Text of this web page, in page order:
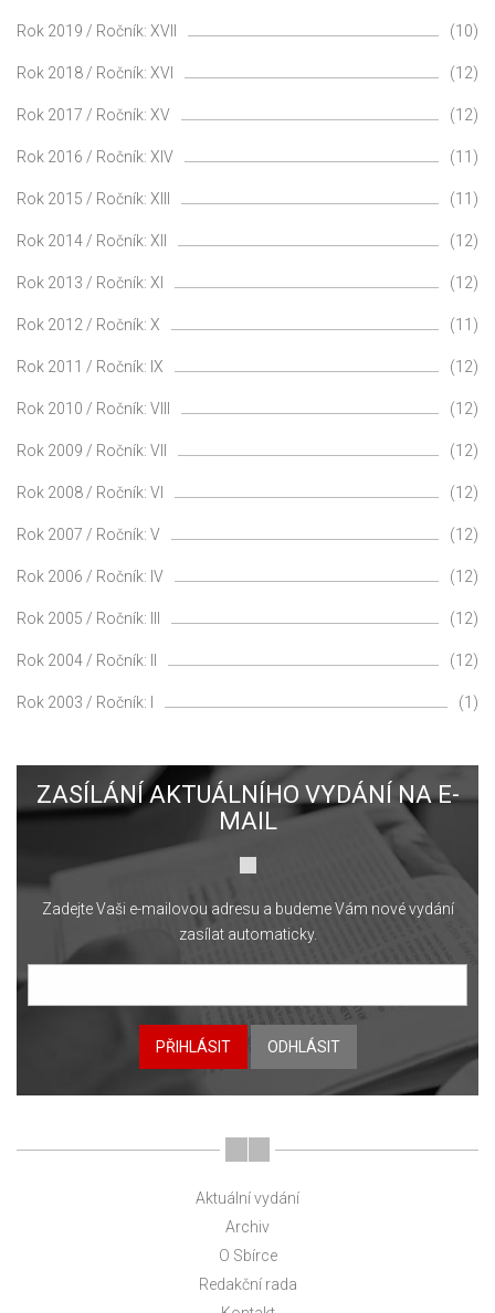
Rok 2019 / Ročník: XVII (10)
Rok 2018 / Ročník: XVI (12)
Rok 2017 / Ročník: XV (12)
Rok 2016 / Ročník: XIV (11)
Rok 2015 / Ročník: XIII (11)
Rok 2014 / Ročník: XII (12)
Rok 2013 / Ročník: XI (12)
Rok 2012 / Ročník: X (11)
Rok 2011 / Ročník: IX (12)
Rok 2010 / Ročník: VIII (12)
Rok 2009 / Ročník: VII (12)
Rok 2008 / Ročník: VI (12)
Rok 2007 / Ročník: V (12)
Rok 2006 / Ročník: IV (12)
Rok 2005 / Ročník: III (12)
Rok 2004 / Ročník: II (12)
Rok 2003 / Ročník: I (1)
ZASÍLÁNÍ AKTUÁLNÍHO VYDÁNÍ NA E-
MAIL
Zadejte Vaši e-mailovou adresu a budeme Vám nové vydání
zasílat automaticky.
PŘIHLÁSIT ODHLÁSIT
Aktuální vydání
Archiv
O Sbírce
Redakční rada